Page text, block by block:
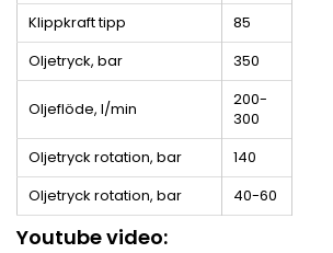
Klippkraft tipp
85
Oljetryck, bar
350
Oljeflöde, l/min
200-
300
Oljetryck rotation, bar
140
Oljetryck rotation, bar
40-60
Youtube video: